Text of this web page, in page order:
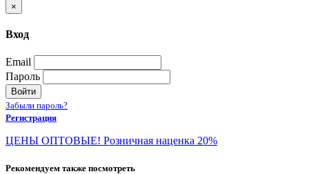
×
Вход
Email
Пароль
Войти
Забыли пароль?
Регистрация
ЦЕНЫ ОПТОВЫЕ! Розничная наценка 20%
Рекомендуем также посмотреть